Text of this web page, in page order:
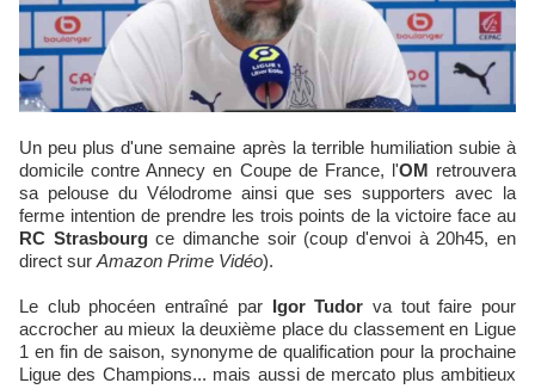
Un peu plus d'une semaine après la terrible humiliation subie à
domicile contre Annecy en Coupe de France, l'OM retrouvera
sa pelouse du Vélodrome ainsi que ses supporters avec la
ferme intention de prendre les trois points de la victoire face au
RC Strasbourgce dimanche soir (coup d'envoi à 20h45, en
direct sur Amazon Prime Vidéo).
Le club phocéen entraîné par Igor Tudor va tout faire pour
accrocher au mieux la deuxième place du classement en Ligue
1 en fin de saison, synonyme de qualification pour la prochaine
Ligue des Champions... mais aussi de mercato plus ambitieux